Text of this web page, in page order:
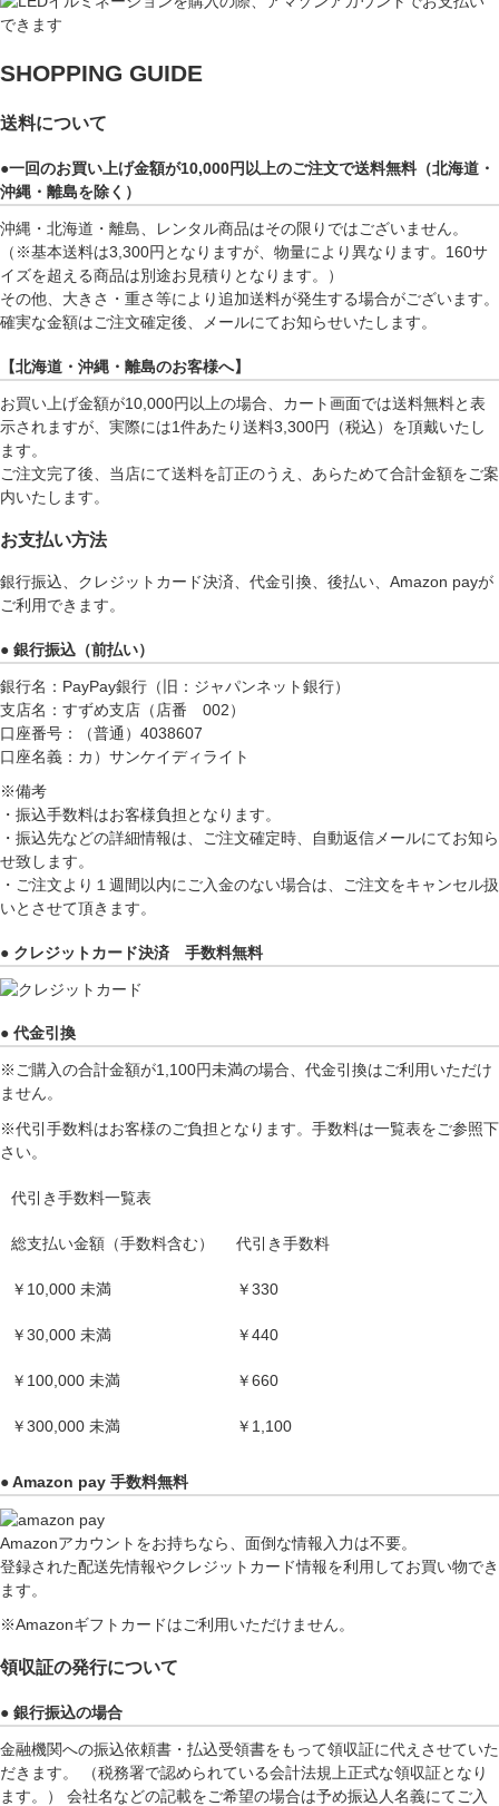
SHOPPING GUIDE
送料について
●一回のお買い上げ金額が10,000円以上のご注文で送料無料（北海道・
沖縄・離島を除く）
沖縄・北海道・離島、レンタル商品はその限りではございません。
（※基本送料は3,300円となりますが、物量により異なります。160サ
イズを超える商品は別途お見積りとなります。）
その他、大きさ・重さ等により追加送料が発生する場合がございます。
確実な金額はご注文確定後、メールにてお知らせいたします。
【北海道・沖縄・離島のお客様へ】
お買い上げ金額が10,000円以上の場合、カート画面では送料無料と表
示されますが、実際には1件あたり送料3,300円（税込）を頂戴いたし
ます。
ご注文完了後、当店にて送料を訂正のうえ、あらためて合計金額をご案
内いたします。
お支払い方法
銀行振込、クレジットカード決済、代金引換、後払い、Amazon payが
ご利用できます。
● 銀行振込（前払い）
銀行名：PayPay銀行（旧：ジャパンネット銀行）
支店名：すずめ支店（店番 002）
口座番号：（普通）4038607
口座名義：カ）サンケイディライト
※備考
・振込手数料はお客様負担となります。
・振込先などの詳細情報は、ご注文確定時、自動返信メールにてお知ら
せ致します。
・ご注文より１週間以内にご入金のない場合は、ご注文をキャンセル扱
いとさせて頂きます。
● クレジットカード決済 手数料無料
● 代金引換
※ご購入の合計金額が1,100円未満の場合、代金引換はご利用いただけ
ません。
※代引手数料はお客様のご負担となります。手数料は一覧表をご参照下
さい。
代引き手数料一覧表
総支払い金額（手数料含む） 代引き手数料
￥10,000 未満 ￥330
￥30,000 未満 ￥440
￥100,000 未満 ￥660
￥300,000 未満 ￥1,100
● Amazon pay 手数料無料
Amazonアカウントをお持ちなら、面倒な情報入力は不要。
登録された配送先情報やクレジットカード情報を利用してお買い物でき
ます。
※Amazonギフトカードはご利用いただけません。
領収証の発行について
● 銀行振込の場合
金融機関への振込依頼書・払込受領書をもって領収証に代えさせていた
だきます。 （税務署で認められている会計法規上正式な領収証となり
ます。） 会社名などの記載をご希望の場合は予め振込人名義にてご入